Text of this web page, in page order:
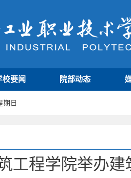
校要闻 院部动态
期日
工程学院举办